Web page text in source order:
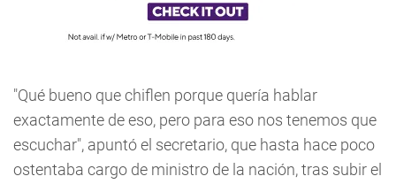
"Qué bueno que chiflen porque quería hablar
exactamente de eso, pero para eso nos tenemos que
escuchar", apuntó el secretario, que hasta hace poco
ostentaba cargo de ministro de la nación, tras subir el